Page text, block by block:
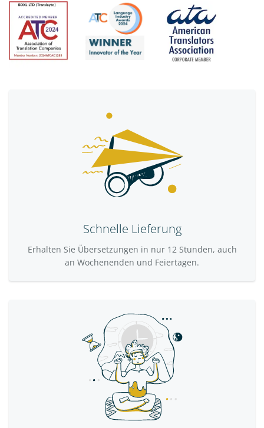
Schnelle Lieferung
Erhalten Sie Übersetzungen in nur 12 Stunden, auch
an Wochenenden und Feiertagen.